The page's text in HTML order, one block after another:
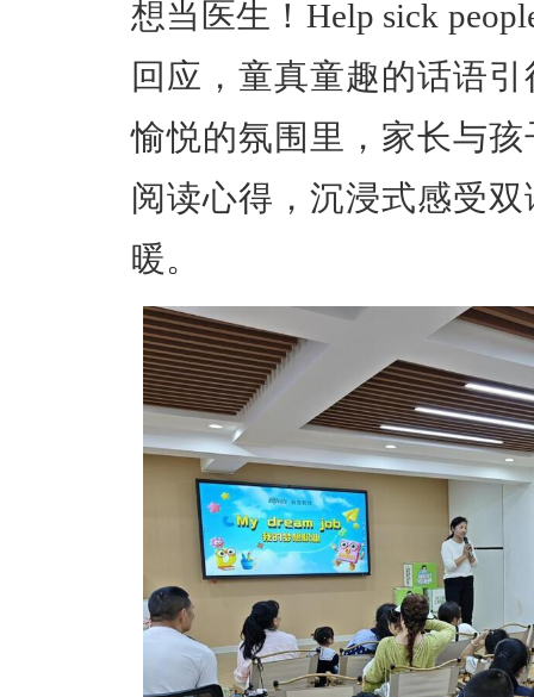
想当医生！Help sick
回应，童真童趣的话语
愉悦的氛围里，家长与
阅读心得，沉浸式感受
暖。